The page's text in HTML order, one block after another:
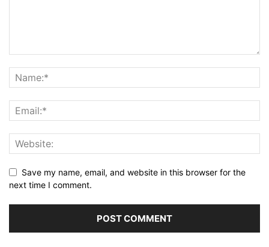
Save my name, email, and website in this browser for the
next time I comment.